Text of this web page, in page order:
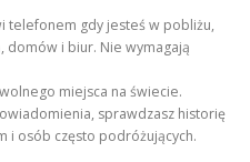
telefonem gdy jesteś w pobliżu,
domów i biur. Nie wymagają
miejsca na świecie.
sprawdzasz historię
i osób często podróżujących.